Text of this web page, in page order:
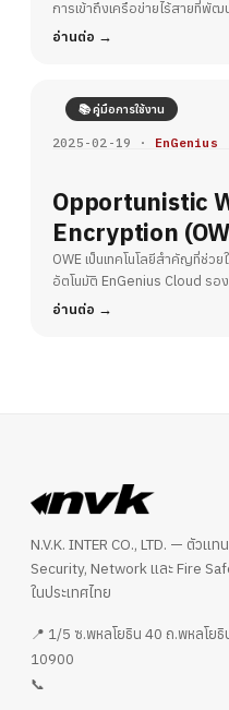
การเข้าถึงเครือข่ายไร้สายที่พั
Fi
อ่านต่อ
📚 คู่มือการใช้งาน
2025-02-19 · EnGenius
Opportunistic
Encryption
Cloud – ยกระดั
สาธารณะ
OWE เป็นเทคโนโลยีสำคัญที่ช่ว
อัตโนมัติ EnGenius Cloud รอ
อ่านต่อ
N.V.K. INTER CO., LTD. — ตัวแท
Security, Network และ Fire
ในประเทศไทย
📍 1/5 ซ.พหลโยธิน 40 ถ.พหลโยธิ
10900
📞